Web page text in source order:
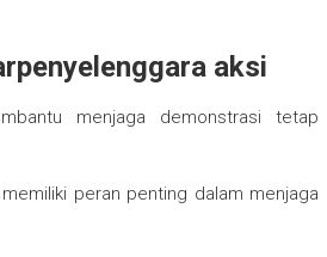
aksi
menjaga demonstrasi tetap
peran penting dalam menjaga